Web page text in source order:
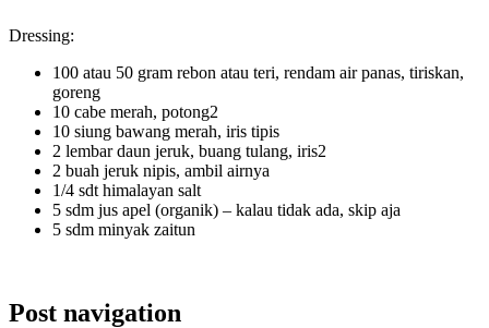
Dressing:
100 atau 50 gram rebon atau teri, rendam air panas, tiriskan,
goreng
10 cabe merah, potong2
10 siung bawang merah, iris tipis
2 lembar daun jeruk, buang tulang, iris2
2 buah jeruk nipis, ambil airnya
1/4 sdt himalayan salt
5 sdm jus apel (organik) – kalau tidak ada, skip aja
5 sdm minyak zaitun
Post navigation